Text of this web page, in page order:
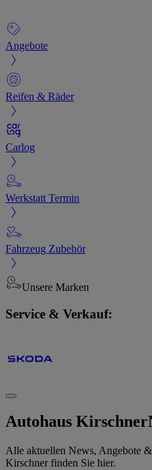
Angebote
Reifen & Räder
Carlog
Werkstatt Termin
Fahrzeug Zubehör
Unsere Marken
Service & Verkauf:
Autohaus Kirschner
Alle aktuellen News, Angebote
Kirschner finden Sie hier.